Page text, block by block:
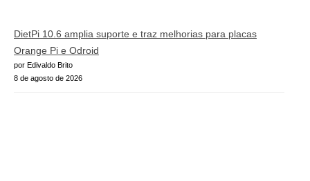
DietPi 10.6 amplia suporte e traz melhorias para placas
Orange Pi e Odroid
por Edivaldo Brito
8 de agosto de 2026